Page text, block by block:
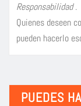
Responsabilidad.
Quienes deseen
pueden hacerlo
PUEDES